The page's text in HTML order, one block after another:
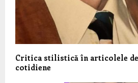
Critica stilistică în articolele
cotidiene